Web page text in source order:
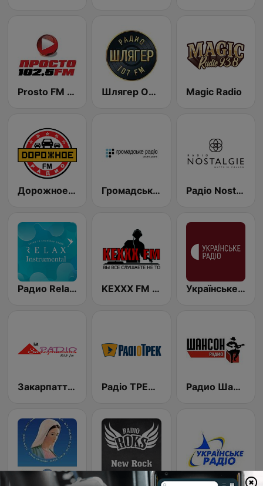
Prosto FM Radio - Kiev 102.5 (Просто ФМ) Шлягер Одесса Magic Radio
Дорожное Радио (Dorojnoe Radio) Громадське радіо Радіо Nostalgie
Радио Relax Instrumental KEXXX FM Kiev Українське радіо (Ukrainian radio)
Закарпаття фм (Transcarpathia FM) Радіо ТРЕК (Radio TREK) Радио Шансон (Chanson)